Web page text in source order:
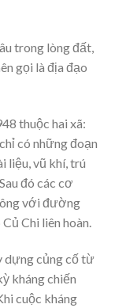
trong lòng đất,
gọi là địa đạo
thuộc hai xã:
có những đoạn
liệu, vũ khí, trú
đó các cơ
với đường
Chi liên hoàn.
dựng củng cố từ
kháng chiến
cuộc kháng